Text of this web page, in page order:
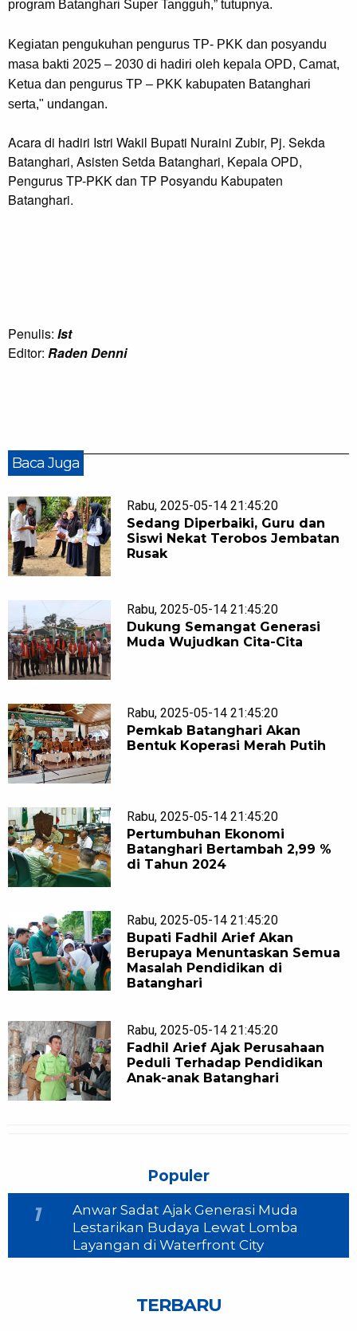
program Batanghari Super Tangguh,” tutupnya.
Kegiatan pengukuhan pengurus TP- PKK dan posyandu
masa bakti 2025 – 2030 di hadiri oleh kepala OPD, Camat,
Ketua dan pengurus TP – PKK kabupaten Batanghari
serta," undangan.
Acara di hadiri Istri Wakil Bupati Nuraini Zubir, Pj. Sekda
Batanghari, Asisten Setda Batanghari, Kepala OPD,
Pengurus TP-PKK dan TP Posyandu Kabupaten
Batanghari.
Penulis: Ist
Editor: Raden Denni
Baca Juga
Rabu, 2025-05-14 21:45:20
Sedang Diperbaiki, Guru dan
Siswi Nekat Terobos Jembatan
Rusak
Rabu, 2025-05-14 21:45:20
Dukung Semangat Generasi
Muda Wujudkan Cita-Cita
Rabu, 2025-05-14 21:45:20
Pemkab Batanghari Akan
Bentuk Koperasi Merah Putih
Rabu, 2025-05-14 21:45:20
Pertumbuhan Ekonomi
Batanghari Bertambah 2,99 %
di Tahun 2024
Rabu, 2025-05-14 21:45:20
Bupati Fadhil Arief Akan
Berupaya Menuntaskan Semua
Masalah Pendidikan di
Batanghari
Rabu, 2025-05-14 21:45:20
Fadhil Arief Ajak Perusahaan
Peduli Terhadap Pendidikan
Anak-anak Batanghari
Populer
1
Anwar Sadat Ajak Generasi Muda
Lestarikan Budaya Lewat Lomba
Layangan di Waterfront City
TERBARU